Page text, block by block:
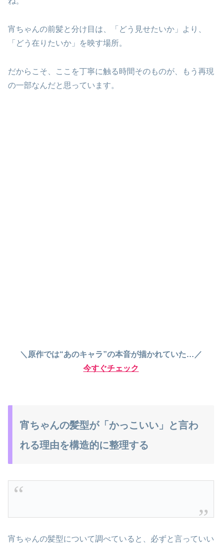
宵ちゃんの前髪と分け目は、「どう見せたいか」より、
「どう在りたいか」を映す場所。
だからこそ、ここを丁寧に触る時間そのものが、もう再現
の一部なんだと思っています。
＼原作では“あのキャラ”の本音が描かれていた…／
今すぐチェック
宵ちゃんの髪型が「かっこいい」と言わ
れる理由を構造的に整理する
宵ちゃんの髪型について調べていると、必ずと言っていい